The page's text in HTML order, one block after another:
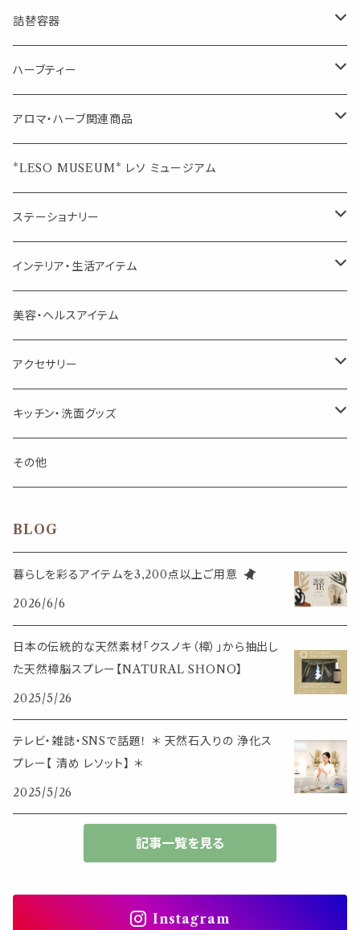
Mask&Pillow Aroma
ハーブティー
シングル
季節のハーブティー
箱入りアソート
キャンディー
シーリングワックス シール
ペーパークリップ
ウェルカムボード・装飾
席札クリップ
プチギフト
詰替容器
ロールオンボトル
スプレーボトル
スポイトボトル
精油用ボトル
ポンプ式ボトル
リップ容器
スクリュー容器
チューブ
スライドケース
ハーブティー
ブレンド
ジュエル オブ ビューティー
美人さんのハーブティー
シングル
アロマ・ハーブ関連商品
エッセンシャルオイル
シングル
ブレンド
クラフト器材・道具
キャリアオイル・ワックス
道具
お香・サシェ・キャンドル
線香
サシェ・香り袋
ディフューザー
アロマオイルウォーマー
アロマストーン
*LESO MUSEUM* レソ ミュージアム
ステーショナリー
デザインクリップ
記号（ハート,星,etc）
音楽・楽器
ミニサイズ
大きめサイズ
50個以上の大容量
ダブルクリップ・その他
ページオープナー・ワイドクリップ
ポストカード・メッセージカード
フック・マグネット・画鋲
ステッカー・マスキングテープ・付箋
筆記用具
インテリア・生活アイテム
オブジェ
キャンドル・お香
ウォールアイテム
フック・マグネット・画鋲
収納・小物トレー
スマホアイテム
生活アイテム
美容・ヘルスアイテム
アクセサリー
ブローチ・ピンバッチ
ピアス
ブレスレット
その他
キッチン・洗面グッズ
カトラリー
その他
BLOG
暮らしを彩るアイテムを3,200点以上ご用意
2026/6/6
日本の伝統的な天然素材「クスノキ（樟）」から抽出し
た天然樟脳スプレー【NATURAL SHONO】
2025/5/26
テレビ・雑誌・SNSで話題！ ＊ 天然石入りの 浄化ス
プレー【 清め レソット】 ＊
2025/5/26
記事一覧を見る
Instagram